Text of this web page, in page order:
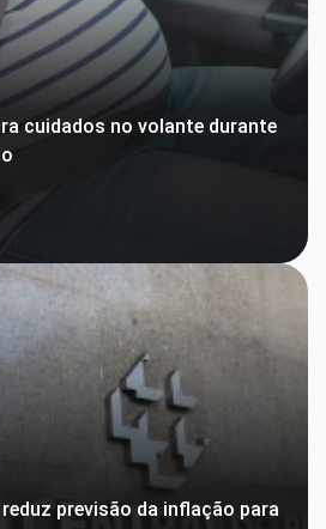
cuidados no volante durante
previsão da inflação para